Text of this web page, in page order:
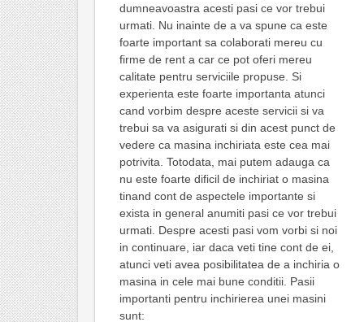
dumneavoastra acesti pasi ce vor trebui
urmati. Nu inainte de a va spune ca este
foarte important sa colaborati mereu cu
firme de rent a car ce pot oferi mereu
calitate pentru serviciile propuse. Si
experienta este foarte importanta atunci
cand vorbim despre aceste servicii si va
trebui sa va asigurati si din acest punct de
vedere ca masina inchiriata este cea mai
potrivita. Totodata, mai putem adauga ca
nu este foarte dificil de inchiriat o masina
tinand cont de aspectele importante si
exista in general anumiti pasi ce vor trebui
urmati. Despre acesti pasi vom vorbi si noi
in continuare, iar daca veti tine cont de ei,
atunci veti avea posibilitatea de a inchiria o
masina in cele mai bune conditii. Pasii
importanti pentru inchirierea unei masini
sunt: